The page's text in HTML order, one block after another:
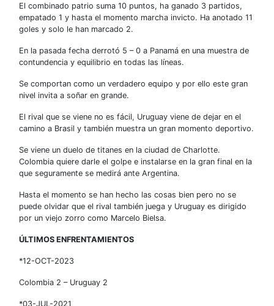
El combinado patrio suma 10 puntos, ha ganado 3 partidos,
empatado 1 y hasta el momento marcha invicto. Ha anotado 11
goles y solo le han marcado 2.
En la pasada fecha derrotó 5 – 0 a Panamá en una muestra de
contundencia y equilibrio en todas las líneas.
Se comportan como un verdadero equipo y por ello este gran
nivel invita a soñar en grande.
El rival que se viene no es fácil, Uruguay viene de dejar en el
camino a Brasil y también muestra un gran momento deportivo.
Se viene un duelo de titanes en la ciudad de Charlotte.
Colombia quiere darle el golpe e instalarse en la gran final en la
que seguramente se medirá ante Argentina.
Hasta el momento se han hecho las cosas bien pero no se
puede olvidar que el rival también juega y Uruguay es dirigido
por un viejo zorro como Marcelo Bielsa.
ÚLTIMOS ENFRENTAMIENTOS
*12-OCT-2023
Colombia 2 – Uruguay 2
*03-JUL-2021